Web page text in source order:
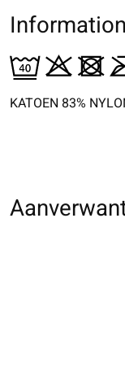
KATOEN 83%